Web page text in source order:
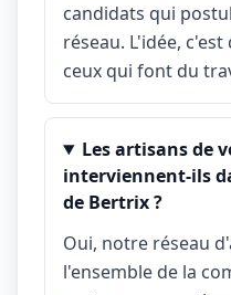
candidats qui
réseau. L'idée,
ceux qui font du
Les artisans de
interviennent-ils
de Bertrix ?
Oui, notre réseau
l'ensemble de la